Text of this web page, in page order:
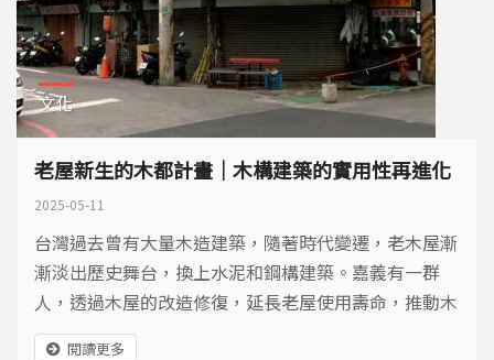
文化
老屋新生的木都計畫｜木構建築的實用性再進化
2025-05-11
台灣過去曾有大量木造建築，隨著時代變遷，老木屋漸
漸淡出歷史舞台，換上水泥和鋼構建築。嘉義有一群
人，透過木屋的改造修復，延長老屋使用壽命，推動木
構重生的木都計畫。
閱讀更多